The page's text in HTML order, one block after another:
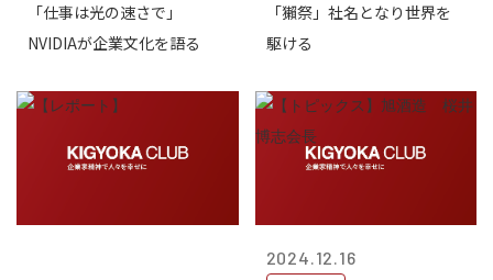
業から成功へ...
「仕事は光の速さで」
NVIDIAが企業文化を語る
「獺祭」社名となり世界を
駆ける
2024.12.16